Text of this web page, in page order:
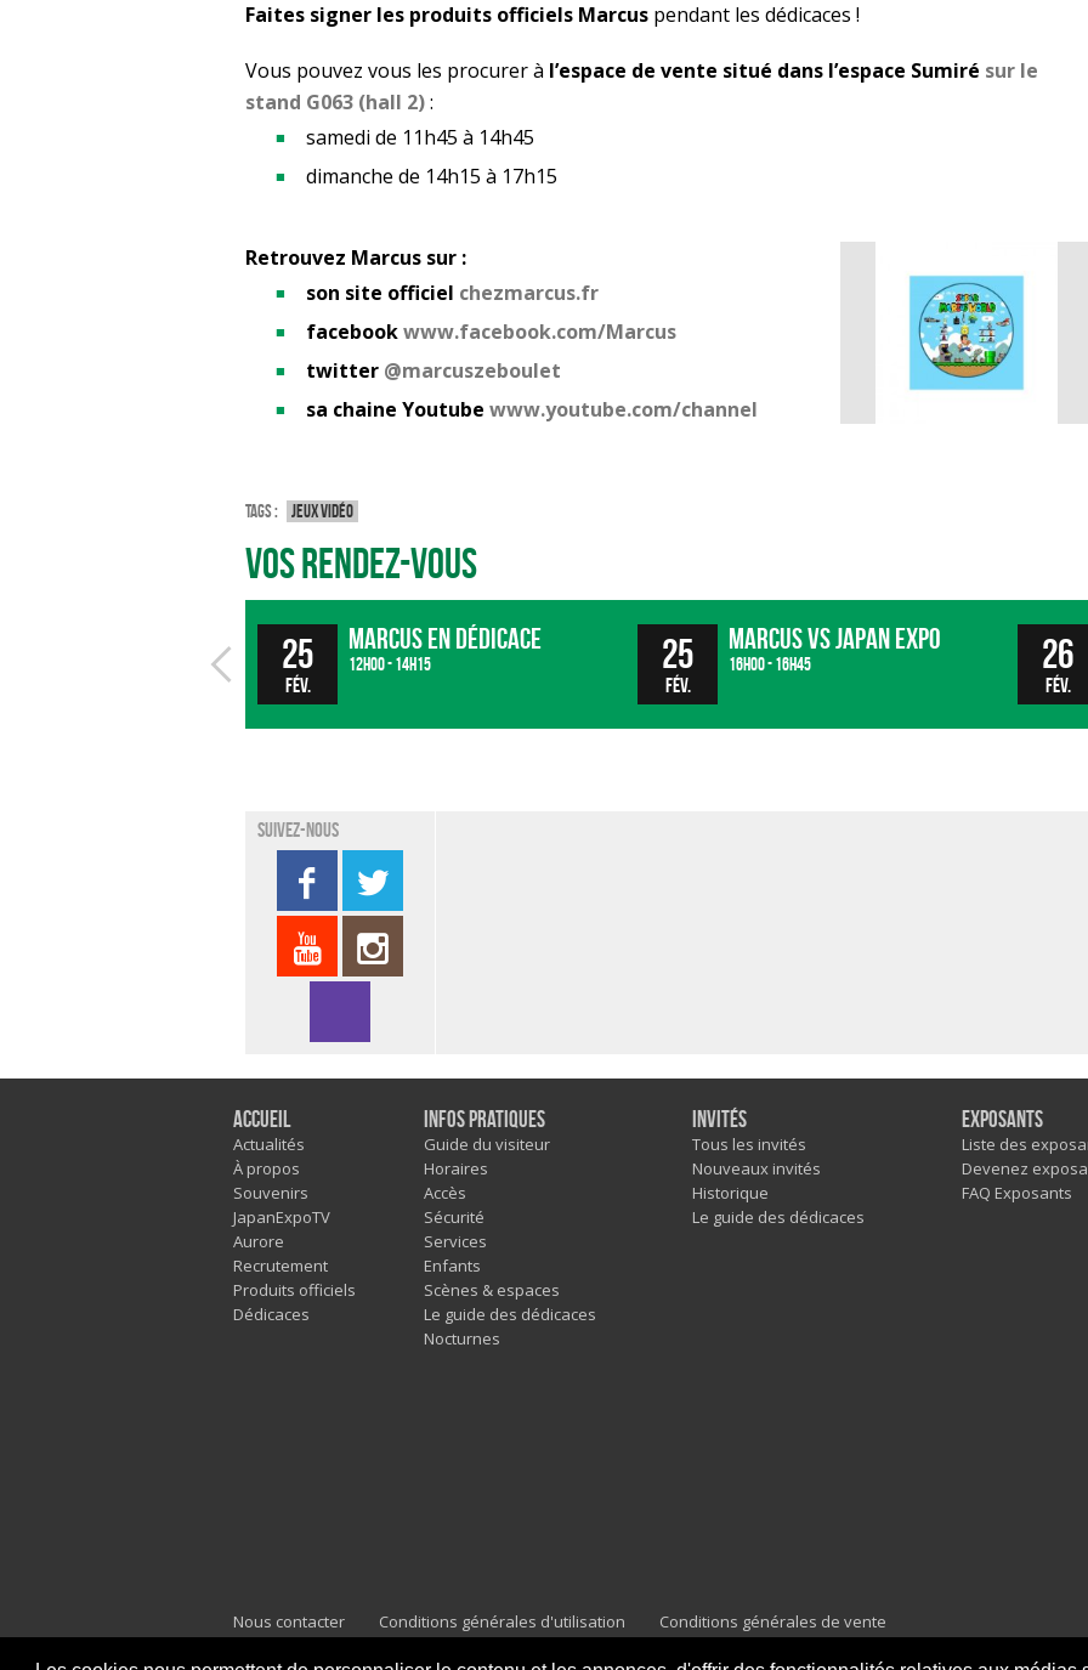
Faites signer les produits officiels Marcus pendant les dédicaces !
Vous pouvez vous les procurer à l’espace de vente situé dans l’espace Sumiré sur le
stand G063 (hall 2):
samedi de 11h45 à 14h45
dimanche de 14h15 à 17h15
Retrouvez Marcus sur :
son site officiel chezmarcus.fr
facebookwww.facebook.com/Marcus
twitter @marcuszeboulet
sa chaine Youtube www.youtube.com/channel
Tags : Jeux vidéo
Vos rendez-vous
25
fév.
Marcus en dédicace
12h00 - 14h15 25
fév.
Marcus vs Japan Expo
16h00 - 16h45 26
fév.
Suivez-nous
Accueil
Actualités
À propos
Souvenirs
JapanExpoTV
Aurore
Recrutement
Produits officiels
Dédicaces
Infos pratiques
Guide du visiteur
Horaires
Accès
Sécurité
Services
Enfants
Scènes & espaces
Le guide des dédicaces
Nocturnes
Invités
Tous les invités
Nouveaux invités
Historique
Le guide des dédicaces
Exposants
Liste des
Devenez
FAQ Exposants
Nous contacter Conditions générales d'utilisation
Conditions générales de vente